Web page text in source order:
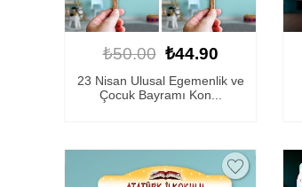
₺50.00 ₺44.90
23 Nisan Ulusal Egemenlik ve
Çocuk Bayramı Kon...